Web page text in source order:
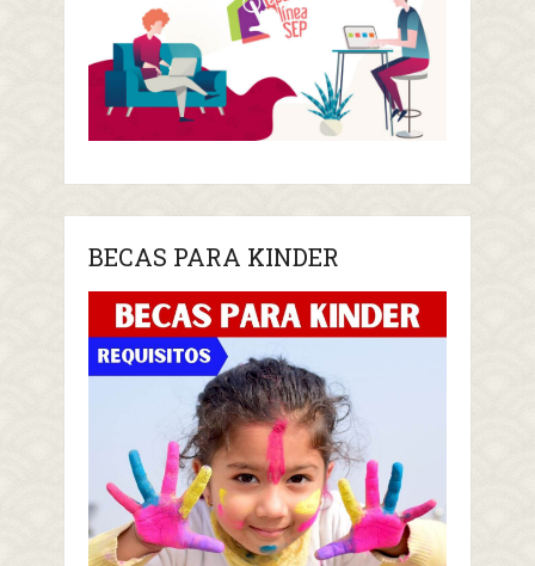
BECAS PARA KINDER